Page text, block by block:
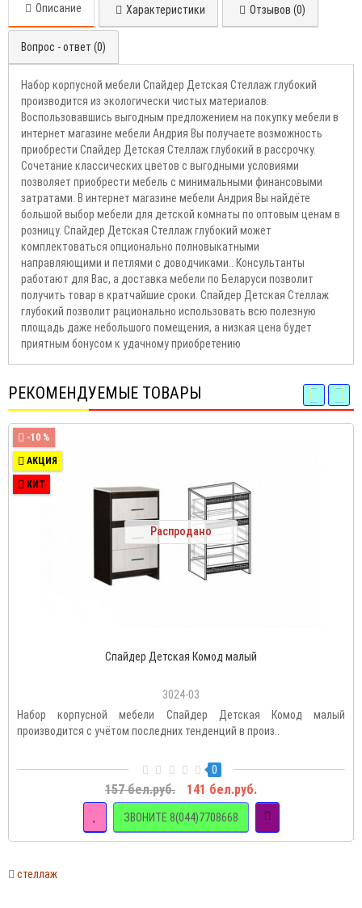
Описание Характеристики Отзывов (0)
Вопрос - ответ (0)
Набор корпусной мебели Спайдер Детская Стеллаж глубокий
производится из экологически чистых материалов.
Воспользовавшись выгодным предложением на покупку мебели в
интернет магазине мебели Андрия Вы получаете возможность
приобрести Спайдер Детская Стеллаж глубокий в рассрочку.
Сочетание классических цветов с выгодными условиями
позволяет приобрести мебель с минимальными финансовыми
затратами. В интернет магазине мебели Андрия Вы найдёте
большой выбор мебели для детской комнаты по оптовым ценам в
розницу. Спайдер Детская Стеллаж глубокий может
комплектоваться опционально полновыкатными
направляющими и петлями с доводчиками.. Консультанты
работают для Вас, а доставка мебели по Беларуси позволит
получить товар в кратчайшие сроки. Спайдер Детская Стеллаж
глубокий позволит рационально использовать всю полезную
площадь даже небольшого помещения, а низкая цена будет
приятным бонусом к удачному приобретению
РЕКОМЕНДУЕМЫЕ ТОВАРЫ
-10 %
АКЦИЯ
ХИТ
Распродано
Спайдер Детская Комод малый
3024-03
Набор корпусной мебели Спайдер Детская Комод малый
производится с учётом последних тенденций в произ..
0
157 бел.руб. 141 бел.руб.
ЗВОНИТЕ 8(044)7708668
стеллаж